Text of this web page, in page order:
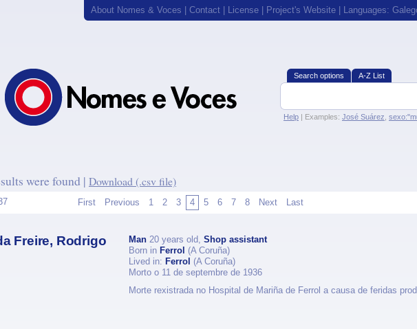
About Nomes & Voces Contact License Project's Website | Languages:
Search options A-Z List
Help | Examples: José Suárez
were found | Download (.csv file)
First Previous 1 2 3 4 5 6 7 8 Next Last
Freire, Rodrigo Man 20 years old, Shop assistant
Born in Ferrol (A Coruña)
Lived in: Ferrol (A Coruña)
Morto o 11 de septembre de 1936
Morte rexistrada no Hospital de Mariña de Ferrol a causa de feridas